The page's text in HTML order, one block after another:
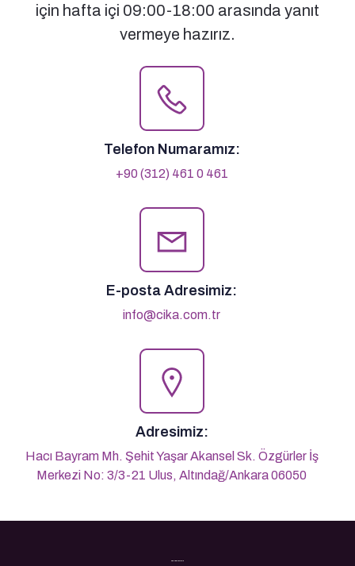
için hafta içi 09:00-18:00 arasında yanıt
vermeye hazırız.
Telefon Numaramız:
+90 (312) 461 0 461
E-posta Adresimiz:
info@cika.com.tr
Adresimiz:
Hacı Bayram Mh. Şehit Yaşar Akansel Sk. Özgürler İş
Merkezi No: 3/3-21 Ulus, Altındağ/Ankara 06050
Son Yazılarımız